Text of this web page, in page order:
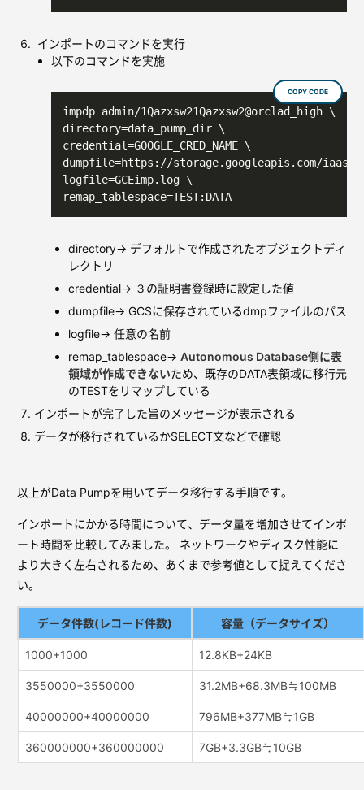
インポートのコマンドを実行
以下のコマンドを実施
COPY CODE
impdp admin/1Qazxsw21Qazxsw2@orclad_high \
directory=data_pump_dir \
credential=GOOGLE_CRED_NAME \
dumpfile=https://storage.googleapis.com/iaas-
logfile=GCEimp.log \
directory→ デフォルトで作成されたオブジェクトディ
レクトリ
credential→ ３の証明書登録時に設定した値
dumpfile→ GCSに保存されているdmpファイルのパス
logfile→ 任意の名前
remap_tablespace→ Autonomous Database側に表
領域が作成できないため、既存のDATA表領域に移行元
のTESTをリマップしている
インポートが完了した旨のメッセージが表示される
データが移行されているかSELECT文などで確認
以上がData Pumpを用いてデータ移行する手順です。
インポートにかかる時間について、データ量を増加させてインポ
ート時間を比較してみました。 ネットワークやディスク性能に
より大きく左右されるため、あくまで参考値として捉えてくださ
い。
データ件数(レコード件数) 容量（データサイズ）
1000+1000 12.8KB+24KB
3550000+3550000 31.2MB+68.3MB≒100MB
40000000+40000000 796MB+377MB≒1GB
360000000+360000000 7GB+3.3GB≒10GB